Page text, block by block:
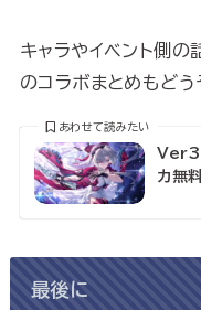
キャラやイベント側
のコラボまとめもどう
カ無
あわせて読みたい
最後に